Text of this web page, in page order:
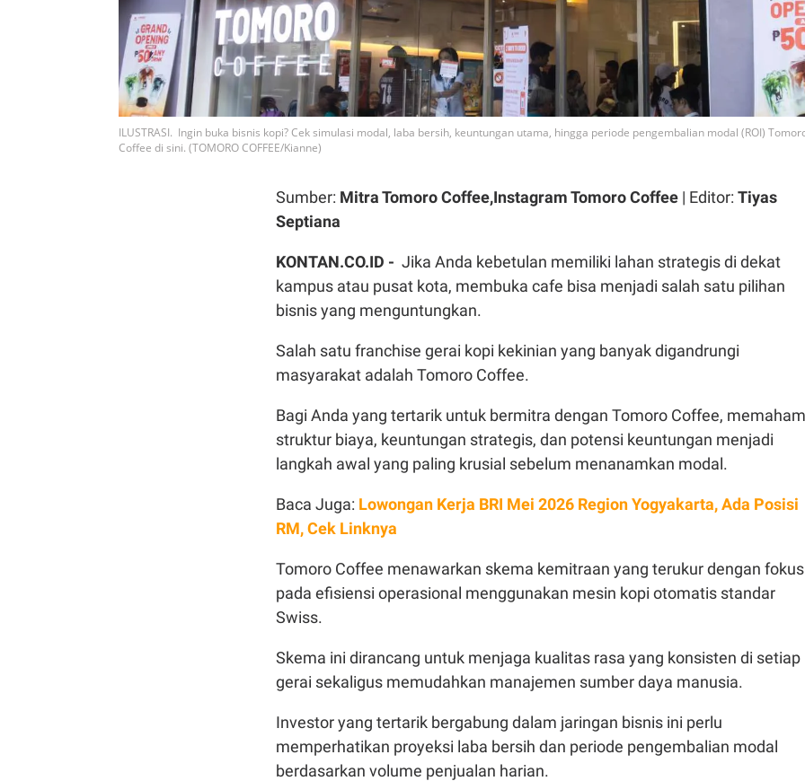
ILUSTRASI. Ingin buka bisnis kopi? Cek simulasi modal, laba bersih, keuntungan utama, hingga periode pengembalian modal (ROI)
Coffee di sini. (TOMORO COFFEE/Kianne)
Sumber: Mitra Tomoro Coffee,Instagram Tomoro Coffee | Editor: Tiyas
Septiana
KONTAN.CO.ID - Jika Anda kebetulan memiliki lahan strategis di dekat
kampus atau pusat kota, membuka cafe bisa menjadi salah satu pilihan
bisnis yang menguntungkan.
Salah satu franchise gerai kopi kekinian yang banyak digandrungi
masyarakat adalah Tomoro Coffee.
Bagi Anda yang tertarik untuk bermitra dengan Tomoro Coffee,
struktur biaya, keuntungan strategis, dan potensi keuntungan menjadi
langkah awal yang paling krusial sebelum menanamkan modal.
Baca Juga: Lowongan Kerja BRI Mei 2026 Region Yogyakarta, Ada Posisi
RM, Cek Linknya
Tomoro Coffee menawarkan skema kemitraan yang terukur dengan fokus
pada efisiensi operasional menggunakan mesin kopi otomatis standar
Swiss.
Skema ini dirancang untuk menjaga kualitas rasa yang konsisten di setiap
gerai sekaligus memudahkan manajemen sumber daya manusia.
Investor yang tertarik bergabung dalam jaringan bisnis ini perlu
memperhatikan proyeksi laba bersih dan periode pengembalian modal
berdasarkan volume penjualan harian.